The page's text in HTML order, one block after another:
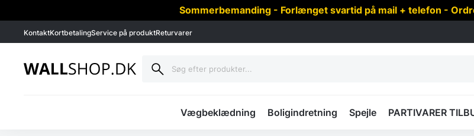
Sommerbemanding - Forlænget svartid på mail + telefon -
KontaktKortbetalingService på produktReturvarer
Vægbeklædning Boligindretning Spejle PARTIVARER